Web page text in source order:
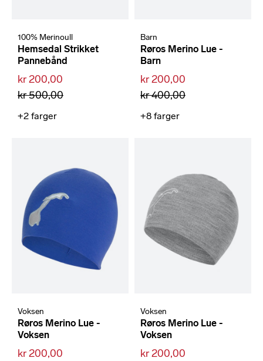
100% Merinoull
Hemsedal Strikket
Pannebånd
kr 200,00
kr 500,00
+2 farger
Barn
Røros Merino Lue -
Barn
kr 200,00
kr 400,00
+8 farger
Voksen
Røros Merino Lue -
Voksen
kr 200,00
Voksen
Røros Merino Lue -
Voksen
kr 200,00